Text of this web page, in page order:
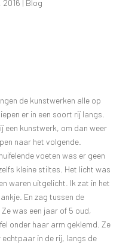
2016 | Blog
de kunstwerken alle op
er in een soort rij langs.
een kunstwerk, om dan weer
naar het volgende.
voeten was er geen
kleine stiltes. Het licht was
waren uitgelicht. Ik zat in het
En zag tussen de
was een jaar of 5 oud,
onder haar arm geklemd. Ze
echtpaar in de rij, langs de